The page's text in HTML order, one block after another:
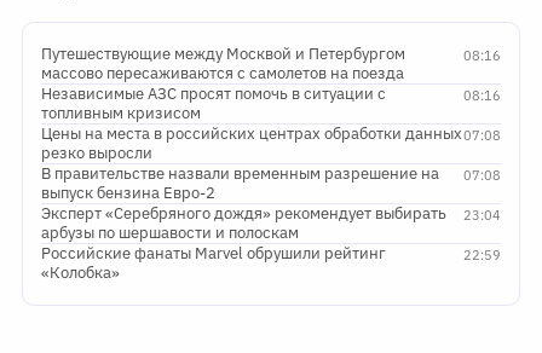
08:16
Путешествующие между Москвой и Петербургом
массово пересаживаются с самолетов на поезда
08:16
Независимые АЗС просят помочь в ситуации с
топливным кризисом
07:08
Цены на места в российских центрах обработки данных
резко выросли
07:08
В правительстве назвали временным разрешение на
выпуск бензина Евро-2
23:04
Эксперт «Серебряного дождя» рекомендует выбирать
арбузы по шершавости и полоскам
22:59
Российские фанаты Marvel обрушили рейтинг
«Колобка»